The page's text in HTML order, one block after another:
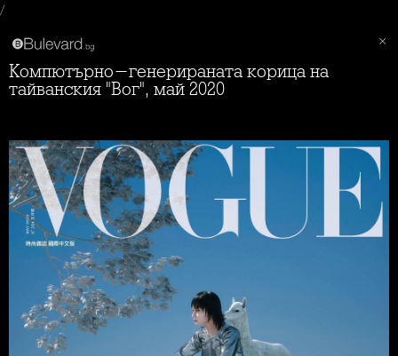
/
Компютърно-генерираната корица на
тайванския "Вог", май 2020